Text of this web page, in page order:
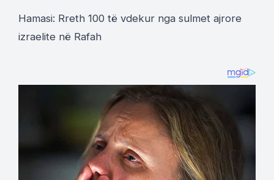
Hamasi: Rreth 100 të vdekur nga sulmet ajrore
izraelite në Rafah